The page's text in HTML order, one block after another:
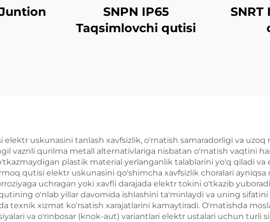
SNPN IP65
Taqsimlovchi qutisi
SNRT
elektr uskunasini tanlash xavfsizlik, o'rnatish samaradorligi va
vaznli qurilma metall alternativlariga nisbatan o'rnatish vaqtini
plastik material yerlanganlik talablarini yo'q qiladi
qutisi elektr uskunasini qo'shimcha xavfsizlik choralari
uchragan yoki xavfli darajada elektr tokini o'tkazib
o'nlab yillar davomida ishlashini ta'minlaydi va uning
texnik xizmat ko'rsatish xarajatlarini kamaytiradi. O'rnatishda
va o'rinbosar (knok-aut) variantlari elektr ustalari uchun turli